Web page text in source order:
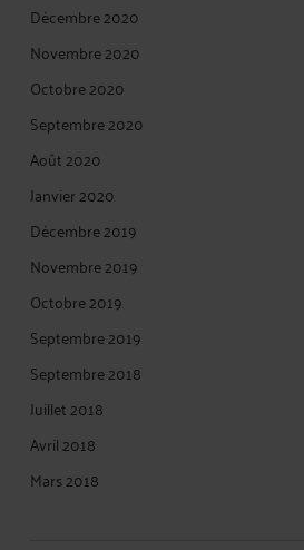
Décembre 2020
Novembre 2020
Octobre 2020
Septembre 2020
Août 2020
Janvier 2020
Décembre 2019
Novembre 2019
Octobre 2019
Septembre 2019
Septembre 2018
Juillet 2018
Avril 2018
Mars 2018